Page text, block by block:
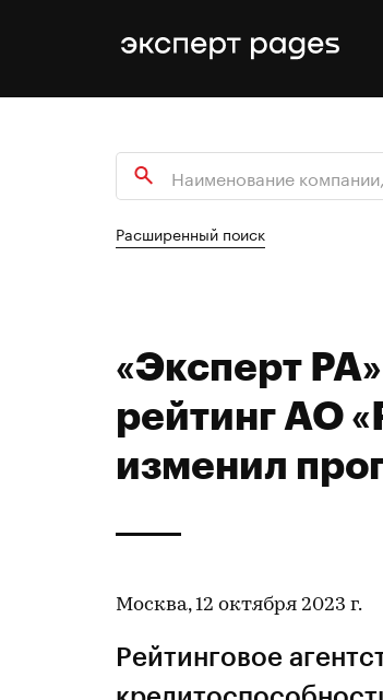
Расширенный поиск
«Эксперт
рейтинг АО
изменил
Москва, 12 октября 2023 г.
Рейтинговое